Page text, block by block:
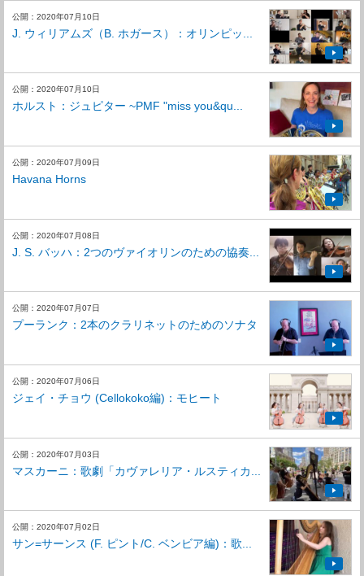
公開：2020年07月10日
J. ウィリアムズ（B. ホガース）：オリンピッ...
公開：2020年07月10日
ホルスト：ジュピター ~PMF "miss you&qu...
公開：2020年07月09日
Havana Horns
公開：2020年07月08日
J. S. バッハ：2つのヴァイオリンのための協奏...
公開：2020年07月07日
プーランク：2本のクラリネットのためのソナタ
公開：2020年07月06日
ジェイ・チョウ (Cellokoko編)：モヒート
公開：2020年07月03日
マスカーニ：歌劇「カヴァレリア・ルスティカ...
公開：2020年07月02日
サン=サーンス (F. ピント/C. ベンビア編)：歌...